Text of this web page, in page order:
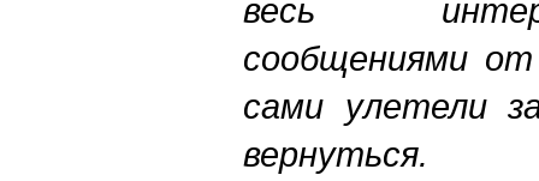
весь
сообщениями
сами улетели
вернуться.